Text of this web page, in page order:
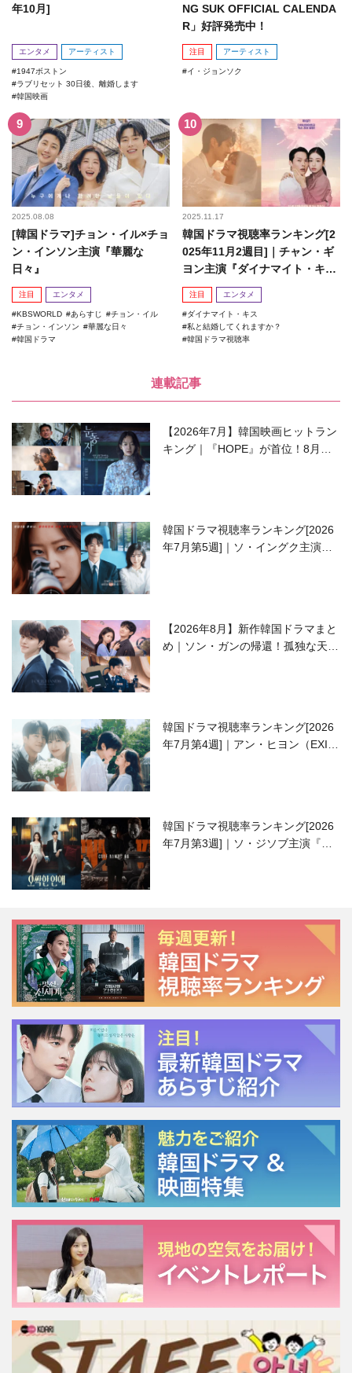
年10月]
エンタメ アーティスト
1947ボストン
ラブリセット 30日後、離婚します
韓国映画
NG SUK OFFICIAL CALENDA
R」好評発売中！
注目 アーティスト
イ・ジョンソク
2025.08.08
[韓国ドラマ]チョン・イル×チョ
ン・インソン主演『華麗な
日々』
注目 エンタメ
KBSWORLD あらすじ
チョン・イル
チョン・インソン
華麗な日々
韓国ドラマ
2025.11.17
韓国ドラマ視聴率ランキング[2
025年11月2週目]｜チャン・ギ
ヨン主演『ダイナマイト・キ
ス』がランクイン！
注目 エンタメ
ダイナマイト・キス
私と結婚してくれますか？
韓国ドラマ視聴率
連載記事
【2026年7月】韓国映画ヒットラン
キング｜『HOPE』が首位！8月公
韓国ドラマ視聴率ランキング[2026
年7月第5週]｜ソ・イングク主演の
【2026年8月】新作韓国ドラマまと
め｜ソン・ガンの帰還！孤独な天才
韓国ドラマ視聴率ランキング[2026
年7月第4週]｜アン・ヒヨン（EXID
韓国ドラマ視聴率ランキング[2026
年7月第3週]｜ソ・ジソブ主演『エ